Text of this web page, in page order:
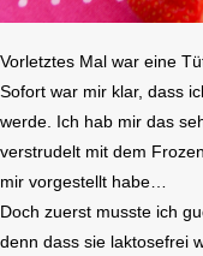
Vorletztes Mal war eine
Sofort war mir klar, dass
werde. Ich hab mir das
verstrudelt mit dem
mir vorgestellt habe…
Doch zuerst musste ich
denn dass sie laktosefrei